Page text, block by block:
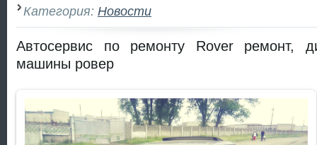
Категория: Новости
Автосервис по ремонту Rover ремонт,
машины ровер